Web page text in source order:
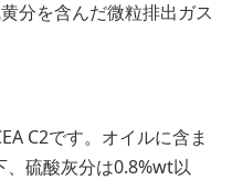
分を含んだ微粒排出ガス
C2です。オイルに含ま
硫酸灰分は0.8%wt以